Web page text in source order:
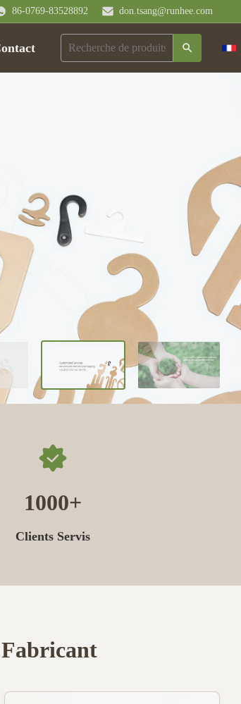
86-0769-83528892 don.tsang@runhee.com
1000
Clients Servis